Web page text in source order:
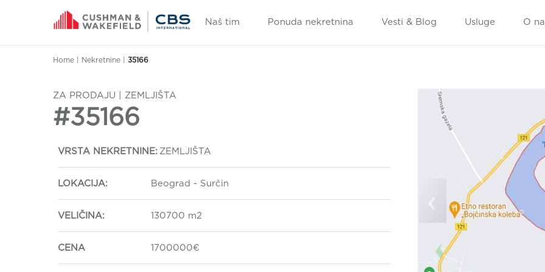
Naš tim Ponuda nekretnina Vesti & Blog Usluge O
Home Nekretnine 35166
ZA PRODAJU | ZEMLJIŠTA
#35166
VRSTA NEKRETNINE: ZEMLJIŠTA
LOKACIJA: Beograd - Surčin
VELIČINA: 130700 m2
CENA 1700000€
‹